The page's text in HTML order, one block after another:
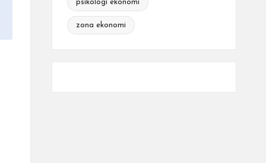
psikologi ekonomi
zona ekonomi